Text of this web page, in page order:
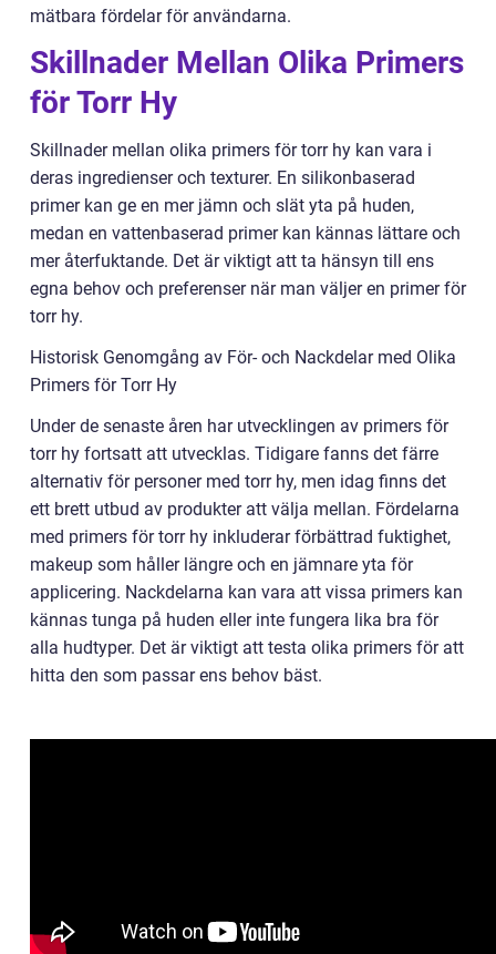
mätbara fördelar för användarna.
Skillnader Mellan Olika Primers
för Torr Hy
Skillnader mellan olika primers för torr hy kan vara i
deras ingredienser och texturer. En silikonbaserad
primer kan ge en mer jämn och slät yta på huden,
medan en vattenbaserad primer kan kännas lättare och
mer återfuktande. Det är viktigt att ta hänsyn till ens
egna behov och preferenser när man väljer en primer för
torr hy.
Historisk Genomgång av För- och Nackdelar med Olika
Primers för Torr Hy
Under de senaste åren har utvecklingen av primers för
torr hy fortsatt att utvecklas. Tidigare fanns det färre
alternativ för personer med torr hy, men idag finns det
ett brett utbud av produkter att välja mellan. Fördelarna
med primers för torr hy inkluderar förbättrad fuktighet,
makeup som håller längre och en jämnare yta för
applicering. Nackdelarna kan vara att vissa primers kan
kännas tunga på huden eller inte fungera lika bra för
alla hudtyper. Det är viktigt att testa olika primers för att
hitta den som passar ens behov bäst.